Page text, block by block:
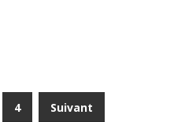
4 Suivant